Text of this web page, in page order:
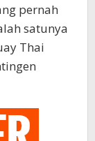
pernah
satunya
Thai